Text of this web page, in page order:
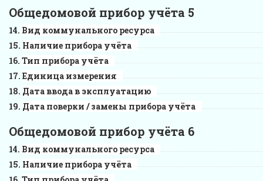
Общедомовой прибор учёта 5
Вид коммунального ресурса
Наличие прибора учёта
Тип прибора учёта
Единица измерения
Дата ввода в эксплуатацию
Дата поверки / замены прибора учёта
Общедомовой прибор учёта 6
Вид коммунального ресурса
Наличие прибора учёта